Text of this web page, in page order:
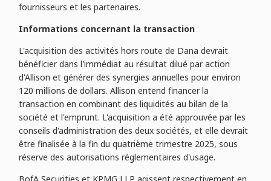
fournisseurs et les partenaires.
Informations concernant la transaction
L'acquisition des activités hors route de Dana devrait
bénéficier dans l'immédiat au résultat dilué par action
d'Allison et générer des synergies annuelles pour environ
120 millions de dollars. Allison entend financer la
transaction en combinant des liquidités au bilan de la
société et l'emprunt. L'acquisition a été approuvée par les
conseils d'administration des deux sociétés, et elle devrait
être finalisée à la fin du quatrième trimestre 2025, sous
réserve des autorisations réglementaires d'usage.